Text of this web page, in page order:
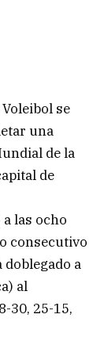
se
una
de la
de
las ocho
consecutivo
a
al
30, 25-15,